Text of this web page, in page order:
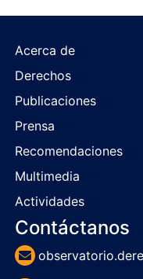
Acerca de
Derechos
Publicaciones
Prensa
Recomendaciones
Multimedia
Actividades
Contáctanos